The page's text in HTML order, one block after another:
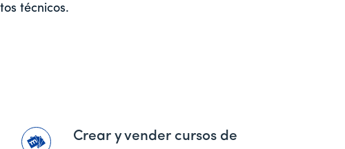
técnicos.
Crear y vender cursos de